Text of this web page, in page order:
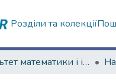
Розділи та колекції
Факультет математики і інформатики